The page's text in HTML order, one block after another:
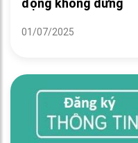
động không dừng
01/07/2025